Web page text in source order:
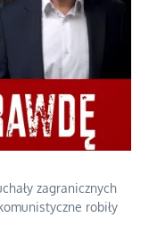
dziejów
same wydarzenia
nich odmienne